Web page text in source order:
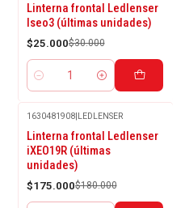
-17%
OFF
Linterna frontal Ledlenser
Iseo3 (últimas unidades)
$25.000$30.000
Cantidad
-3%
OFF
1630481908|LEDLENSER
Linterna frontal Ledlenser
iXEO19R (últimas
unidades)
$175.000$180.000